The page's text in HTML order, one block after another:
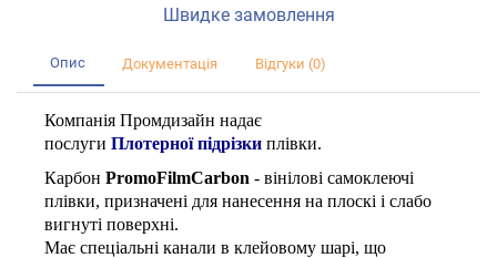
Швидке замовлення
Опис Документація Відгуки (0)
Компанія Промдизайн надає
послуги Плотерної підрізки плівки.
Карбон PromoFilmCarbon - вінілові самоклеючі
плівки, призначені для нанесення на плоскі і слабо
вигнуті поверхні.
Має спеціальні канали в клейовому шарі, що